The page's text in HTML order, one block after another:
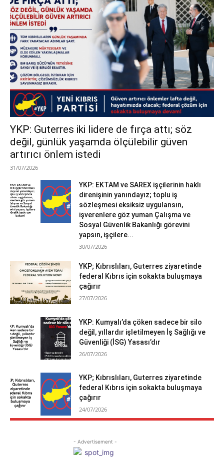
YKP: Guterres iki lidere de fırça attı; söz
değil, günlük yaşamda ölçülebilir güven
artırıcı önlem istedi
31/07/2026
YKP: EKTAM ve SAREX işçilerinin haklı
direnişinin yanındayız; toplu iş
sözleşmesi eksiksiz uygulansın,
işverenlere göz yuman Çalışma ve
Sosyal Güvenlik Bakanlığı görevini
yapsın, işçilere...
30/07/2026
YKP; Kıbrıslıları, Guterres ziyaretinde
federal Kıbrıs için sokakta buluşmaya
çağırır
27/07/2026
YKP: Kumyalı’da çöken sadece bir silo
değil, yıllardır işletilmeyen İş Sağlığı ve
Güvenliği (İSG) Yasası’dır
26/07/2026
YKP; Kıbrıslıları, Guterres ziyaretinde
federal Kıbrıs için sokakta buluşmaya
çağırır
24/07/2026
- Advertisement -